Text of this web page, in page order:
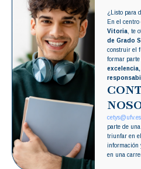
¿Listo para
En el centro
Vitoria , te
de Grado
construir el
formar
cetys@ufv.es
parte de
triunfar en
información
en una